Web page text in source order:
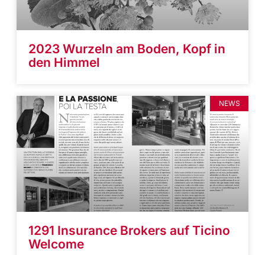
2023 Wurzeln am Boden, Kopf in
den Himmel
NEWS
1291 Insurance Brokers auf Ticino
Welcome